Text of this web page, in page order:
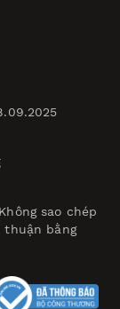
sao chép
bằng